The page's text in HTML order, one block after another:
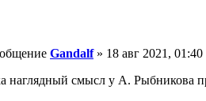
Gandalf» 18 авг 2021, 01:40
наглядный смысл у А. Рыбникова